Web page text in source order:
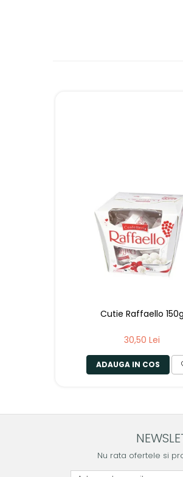
Cutie Raffaello 150g
30,50 Lei
ADAUGA IN COS
Nu rata ofertele si